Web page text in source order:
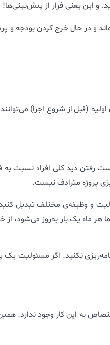
و این یعنی فرار از پیش‌بینی‌ها!
و در حال خرج کردن بودجه و
رفتن دید کلی افراد نسبت به
پروژه مترادف نیست.
و وظیفه‌ی مختلف تبدیل
هر ماه یک بار به‌روز می‌شود، از
نکنید. اگر مسئولیت
اختصاص به این کار وجود